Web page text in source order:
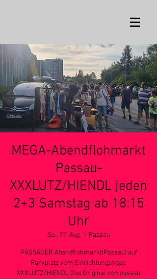
MEGA-Abendflohmarkt
Passau-
XXXLUTZ/HIENDL jeden
2+3 Samstag ab 18:15
Uhr
Sa., 17. Aug. Passau
PASSAUER Abendflohmarkt(Passau) auf
Parkplatz vom Einrichtungshaus
XXXLUTZ/HIENDL Das Original von passau